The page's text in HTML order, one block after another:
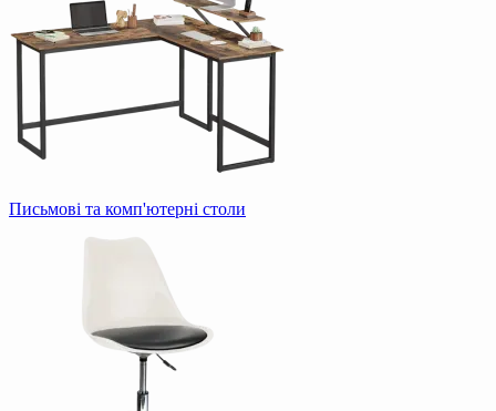
Письмові та комп'ютерні столи